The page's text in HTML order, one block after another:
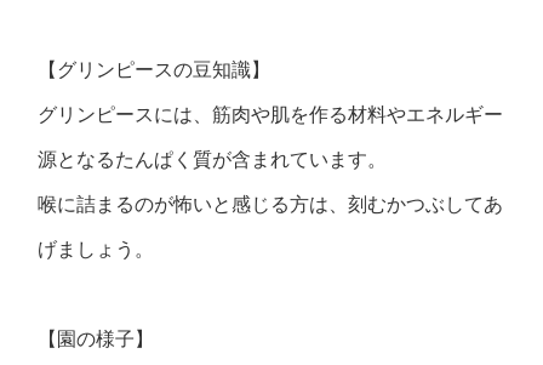
【グリンピースの豆知識】
グリンピースには、筋肉や肌を作る材料やエネルギー
源となるたんぱく質が含まれています。
喉に詰まるのが怖いと感じる方は、刻むかつぶしてあ
げましょう。
【園の様子】